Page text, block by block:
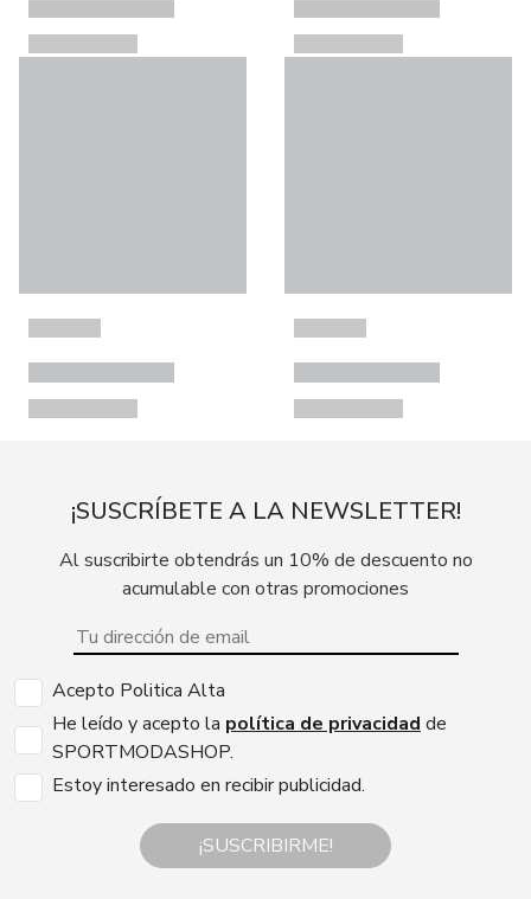
¡SUSCRÍBETE A LA NEWSLETTER!
Al suscribirte obtendrás un 10% de descuento no
acumulable con otras promociones
Acepto Politica Alta
He leído y acepto la política de privacidad de
SPORTMODASHOP.
Estoy interesado en recibir publicidad.
¡SUSCRIBIRME!